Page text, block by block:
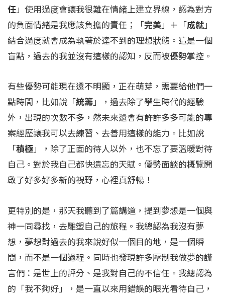
任」使用過度會讓我很難在情緒上建立界線，認為對方
的負面情緒是我應該負擔的責任；「完美」＋「成就」
結合過度就會成為執著於達不到的理想狀態。這是一個
盲點，過去的我並沒有這樣的認知，反而被優勢掌控。
有些優勢可能現在還不明顯，正在萌芽，需要給他們一
點時間，比如說「統籌」，過去除了學生時代的經驗
外，出現的次數不多，然未來還會有許許多多可能的專
案經歷讓我可以去練習、去善用這樣的能力。比如說
「積極」，除了正面的待人以外，也不忘了要溫暖對待
自己。對於我自己都快遺忘的天賦。優勢面談的概覽開
啟了好多好多新的視野，心裡真舒暢！
更特別的是，那天我聽到了篇講道，提到夢想是一個與
神一同尋找，去雕塑自己的旅程。我總認為我沒有夢
想，夢想對過去的我來說好似一個目的地，是一個瞬
間，而不是一個過程。同時也發現許多壓制我做夢的謊
言們：是世上的評分、是我對自己的不信任。我總認為
的「我不夠好」，是一直以來用錯誤的眼光看待自己，